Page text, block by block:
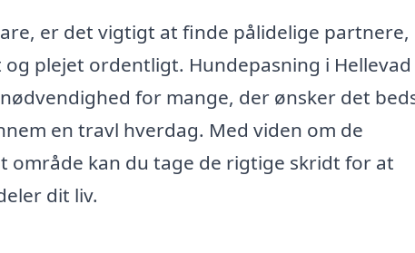
er det vigtigt at finde pålidelige partnere,
plejet ordentligt. Hundepasning i
for mange, der ønsker det
en travl hverdag. Med viden om de
kan du tage de rigtige skridt for at
dit liv.